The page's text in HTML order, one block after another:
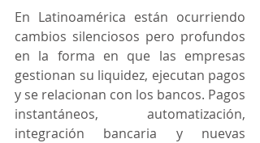
En Latinoamérica están ocurriendo
cambios silenciosos pero profundos
en la forma en que las empresas
gestionan su liquidez, ejecutan pagos
y se relacionan con los bancos. Pagos
instantáneos, automatización,
integración bancaria y nuevas